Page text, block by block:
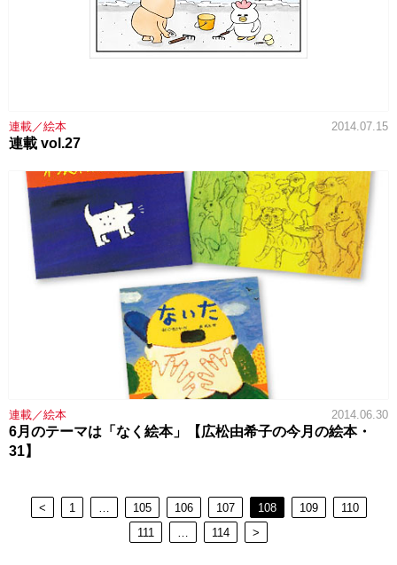
連載／絵本 2014.07.15
連載 vol.27
連載／絵本 2014.06.30
6月のテーマは「なく絵本」【広松由希子の今月の絵本・
31】
< 1 105 106 107 108 109
110
111
114 >